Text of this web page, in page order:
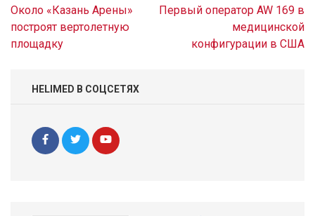
Навигация
по
записям
Около «Казань Арены»
построят вертолетную
площадку
Первый оператор AW 169 в
медицинской
конфигурации в США
HELIMED В СОЦСЕТЯХ